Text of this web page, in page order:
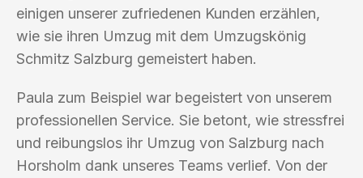
einigen unserer zufriedenen Kunden erzählen,
wie sie ihren Umzug mit dem Umzugskönig
Schmitz Salzburg gemeistert haben.
Paula zum Beispiel war begeistert von unserem
professionellen Service. Sie betont, wie stressfrei
und reibungslos ihr Umzug von Salzburg nach
Horsholm dank unseres Teams verlief. Von der